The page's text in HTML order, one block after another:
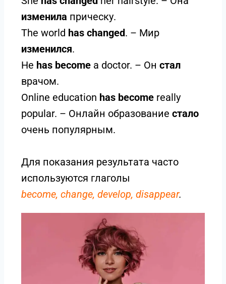
изменила прическу.
The world has changed. – Мир
изменился.
He has become a doctor. – Он стал
врачом.
Online education has become really
popular. – Онлайн образование стало
очень популярным.
Для показания результата часто
используются глаголы
become, change, develop, disappear.